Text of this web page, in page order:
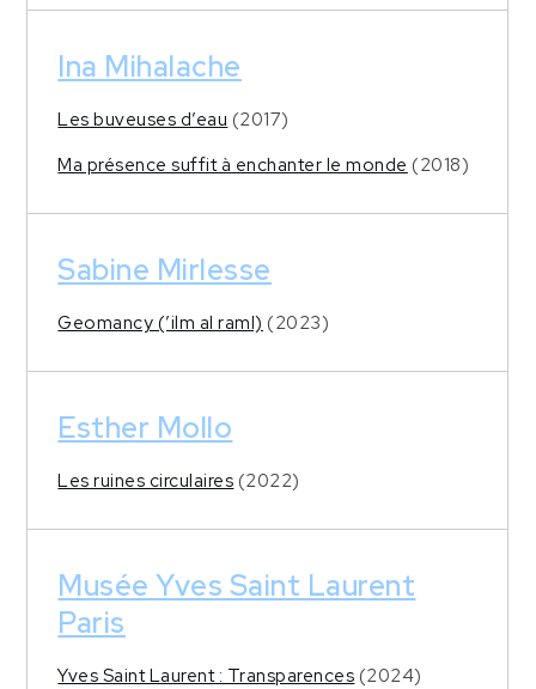
Ina Mihalache
Les buveuses d’eau (2017)
Ma présence suffit à enchanter le monde (2018)
Sabine Mirlesse
Geomancy (’ilm al raml) (2023)
Esther Mollo
Les ruines circulaires (2022)
Musée Yves Saint Laurent
Paris
Yves Saint Laurent : Transparences (2024)